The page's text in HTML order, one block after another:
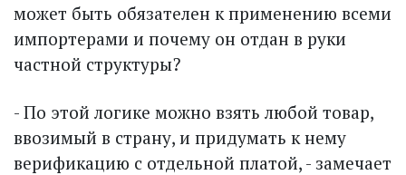
может быть обязателен к применению всеми
импортерами и почему он отдан в руки
частной структуры?
- По этой логике можно взять любой товар,
ввозимый в страну, и придумать к нему
верификацию с отдельной платой, - замечает